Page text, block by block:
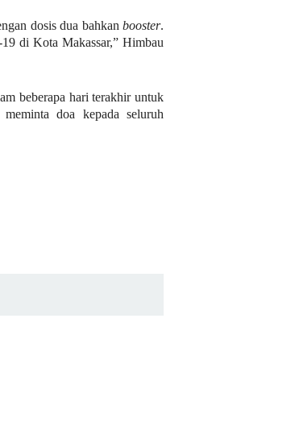
dosis dua bahkan booster.
di Kota Makassar,” Himbau
beberapa hari terakhir untuk
doa kepada seluruh